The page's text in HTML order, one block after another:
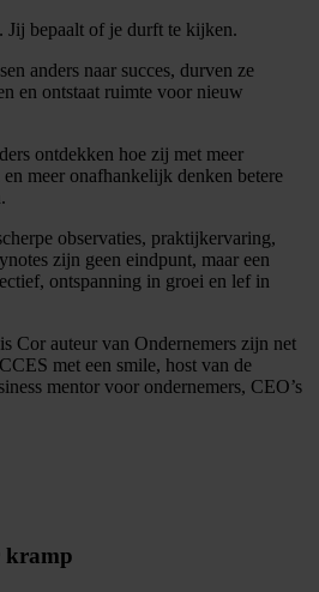
Jij bepaalt of je durft te kijken.
anders naar succes, durven ze
en ontstaat ruimte voor nieuw
ontdekken hoe zij met meer
meer onafhankelijk denken betere
observaties, praktijkervaring,
zijn geen eindpunt, maar een
ontspanning in groei en lef in
Cor auteur van Ondernemers zijn net
met een smile, host van de
mentor voor ondernemers, CEO’s
kramp